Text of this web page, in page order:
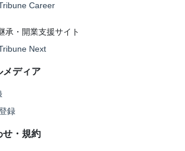
Career
承・開業支援サイト
Next
メディア
録
せ・規約